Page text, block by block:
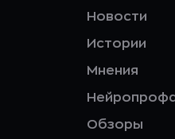
Новости
Истории
Мнения
Обзоры